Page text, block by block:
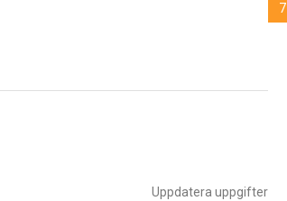
Uppdatera uppgifter
7